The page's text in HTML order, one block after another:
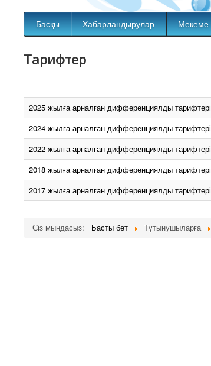
Басқы Хабарландырулар Мекеме
Тарифтер
2025 жылға арналған дифференциялды тарифтері
2024 жылға арналған дифференциялды тарифтері
2022 жылға арналған дифференциялды тарифтері
2018 жылға арналған дифференциялды тарифтері
2017 жылға арналған дифференциялды тарифтері
Сіз мындасыз: Басты бет Тұтынушыларға